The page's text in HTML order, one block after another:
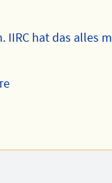
IIRC hat das alles